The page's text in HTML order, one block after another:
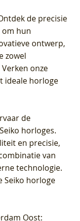
de precisie
om hun
ontwerp,
zowel
onze
ideale horloge
de
horloges.
en precisie,
van
technologie.
Seiko horloge
Oost: